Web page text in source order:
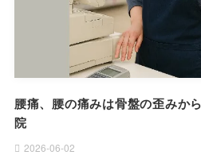
腰痛、腰の痛みは骨盤の歪みか
院
2026-06-02